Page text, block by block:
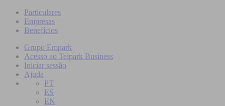
Particulares
Empresas
Benefícios
Grupo Empark
Acesso ao Telpark Business
Iniciar sessão
Ajuda
PT
ES
EN